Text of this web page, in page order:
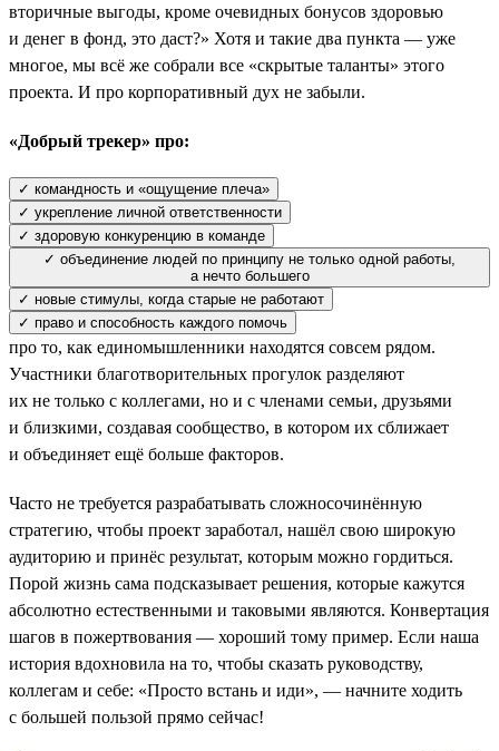
вторичные выгоды, кроме очевидных бонусов здоровью
и денег в фонд, это даст?» Хотя и такие два пункта — уже
многое, мы всё же собрали все «скрытые таланты» этого
проекта. И про корпоративный дух не забыли.
«Добрый трекер» про:
✓ командность и «ощущение плеча»
✓ укрепление личной ответственности
✓ здоровую конкуренцию в команде
✓ объединение людей по принципу не только одной работы,
а нечто большего
✓ новые стимулы, когда старые не работают
✓ право и способность каждого помочь
про то, как единомышленники находятся совсем рядом.
Участники благотворительных прогулок разделяют
их не только с коллегами, но и с членами семьи, друзьями
и близкими, создавая сообщество, в котором их сближает
и объединяет ещё больше факторов.
Часто не требуется разрабатывать сложносочинённую
стратегию, чтобы проект заработал, нашёл свою широкую
аудиторию и принёс результат, которым можно гордиться.
Порой жизнь сама подсказывает решения, которые кажутся
абсолютно естественными и таковыми являются. Конвертация
шагов в пожертвования — хороший тому пример. Если наша
история вдохновила на то, чтобы сказать руководству,
коллегам и себе: «Просто встань и иди», — начните ходить
с большей пользой прямо сейчас!